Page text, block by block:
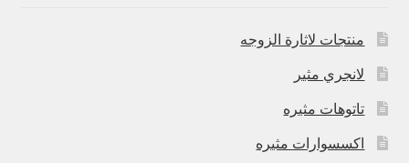
منتجات لاثارة الزوجه
لانجري مثير
تاتوهات مثيره
اكسسوارات مثيره